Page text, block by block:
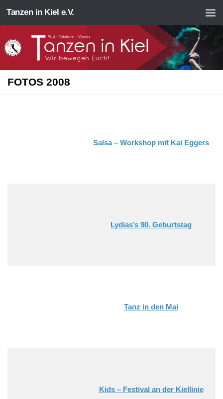
Zum Inhalt springen
Tanzen in Kiel e.V.
FOTOS 2008
Salsa – Workshop mit Kai Eggers
Lydias’s 90. Geburtstag
Tanz in den Mai
Kids – Festival an der Kiellinie